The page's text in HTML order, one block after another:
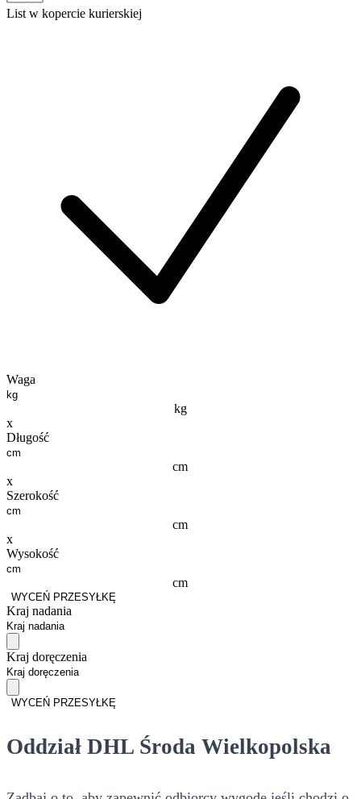
List w kopercie kurierskiej
Waga
kg
x
Długość
cm
x
Szerokość
cm
x
Wysokość
cm
WYCEŃ PRZESYŁKĘ
Kraj nadania
Kraj doręczenia
WYCEŃ PRZESYŁKĘ
Oddział DHL Środa Wielkopolska